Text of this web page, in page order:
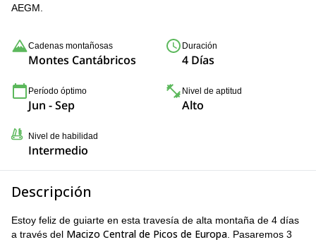
AEGM.
Cadenas montañosas
Montes Cantábricos
Duración
4 Días
Período óptimo
Jun - Sep
Nivel de aptitud
Alto
Nivel de habilidad
Intermedio
Descripción
Estoy feliz de guiarte en esta travesía de alta montaña de 4 días
a través del Macizo Central de Picos de Europa . Pasaremos 3